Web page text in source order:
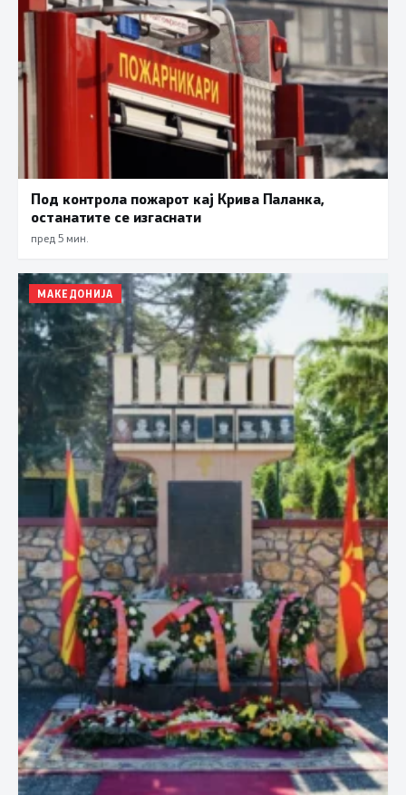
Под контрола пожарот кај Крива Паланка,
останатите се изгаснати
пред 5 мин.
МАКЕДОНИЈА